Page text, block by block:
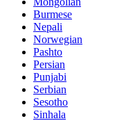
Burmese
Nepali
Norwegian
Pashto
Persian
Punjabi
Serbian
Sesotho
Sinhala